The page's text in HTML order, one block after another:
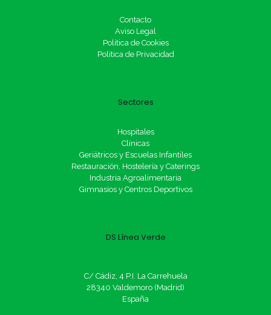
Contacto
Aviso Legal
Política de Cookies
Política de Privacidad
Sectores
Hospitales
Clínicas
Geriátricos y Escuelas Infantiles
Restauración, Hostelería y Caterings
Industria Agroalimentaria
Gimnasios y Centros Deportivos
DS Línea Verde
C/ Cádiz, 4 P.I. La Carrehuela
28340 Valdemoro (Madrid)
España